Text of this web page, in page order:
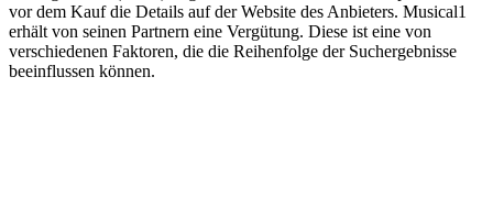
vor dem Kauf die Details auf der Website des Anbieters. Musical1
erhält von seinen Partnern eine Vergütung. Diese ist eine von
verschiedenen Faktoren, die die Reihenfolge der Suchergebnisse
beeinflussen können.